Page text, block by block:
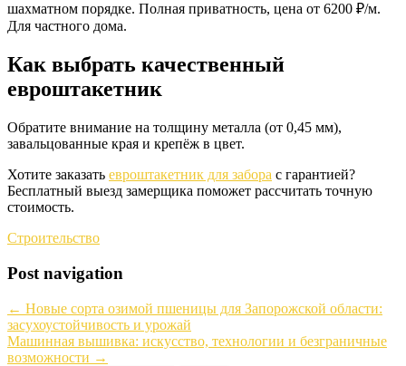
шахматном порядке. Полная приватность, цена от 6200 ₽/м.
Для частного дома.
Как выбрать качественный
евроштакетник
Обратите внимание на толщину металла (от 0,45 мм),
завальцованные края и крепёж в цвет.
Хотите заказать евроштакетник для забора с гарантией?
Бесплатный выезд замерщика поможет рассчитать точную
стоимость.
Строительство
Post navigation
← Новые сорта озимой пшеницы для Запорожской области:
засухоустойчивость и урожай
Машинная вышивка: искусство, технологии и безграничные
возможности →